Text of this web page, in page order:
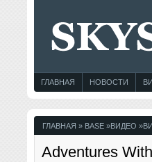
ГЛАВНАЯ НОВОСТИ
ГЛАВНАЯ » BASE »ВИДЕО »
Adventures